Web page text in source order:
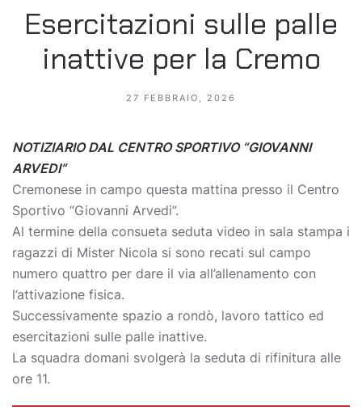
Esercitazioni sulle palle
inattive per la Cremo
27 FEBBRAIO, 2026
NOTIZIARIO DAL CENTRO SPORTIVO “GIOVANNI
ARVEDI”
Cremonese in campo questa mattina presso il Centro
Sportivo “Giovanni Arvedi”.
Al termine della consueta seduta video in sala stampa i
ragazzi di Mister Nicola si sono recati sul campo
numero quattro per dare il via all’allenamento con
l’attivazione fisica.
Successivamente spazio a rondò, lavoro tattico ed
esercitazioni sulle palle inattive.
La squadra domani svolgerà la seduta di rifinitura alle
ore 11.